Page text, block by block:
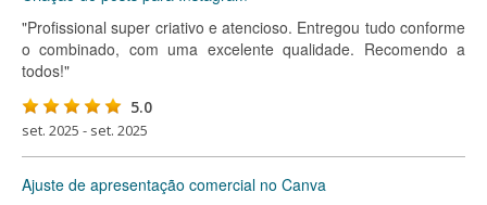
"Profissional super criativo e atencioso. Entregou tudo conforme
o combinado, com uma excelente qualidade. Recomendo a
todos!"
5.0
set. 2025 - set. 2025
Ajuste de apresentação comercial no Canva